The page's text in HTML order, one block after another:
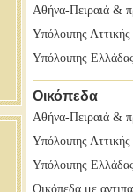
Αθήνα-Πειραιά &
Υπόλοιπης Αττικής
Υπόλοιπης
Οικόπεδα
Αθήνα-Πειραιά &
Υπόλοιπης Αττικής
Υπόλοιπης
Οικόπεδα με